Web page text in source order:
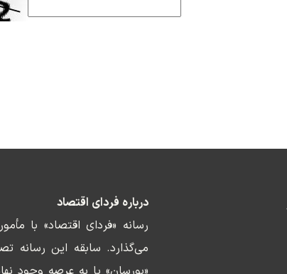
درباره فردای اقتصاد
رسانه «فردای اقتصاد» با